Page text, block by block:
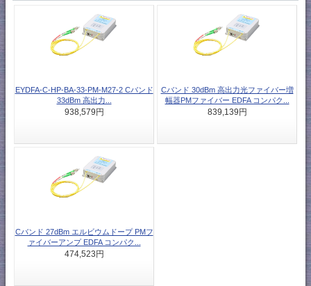
EYDFA-C-HP-BA-33-PM-M27-2 Cバンド
33dBm 高出力...
938,579円
Cバンド 30dBm 高出力光ファイバー増
幅器PMファイバー EDFA コンパク...
839,139円
Cバンド 27dBm エルビウムドープ PMフ
ァイバーアンプ EDFA コンパク...
474,523円